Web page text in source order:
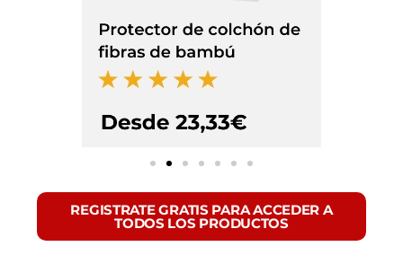
REGISTRATE GRATIS PARA ACCEDER A
TODOS LOS PRODUCTOS